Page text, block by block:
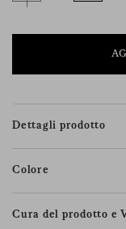
Dettagli prodotto
Colore
Cura del prodotto e